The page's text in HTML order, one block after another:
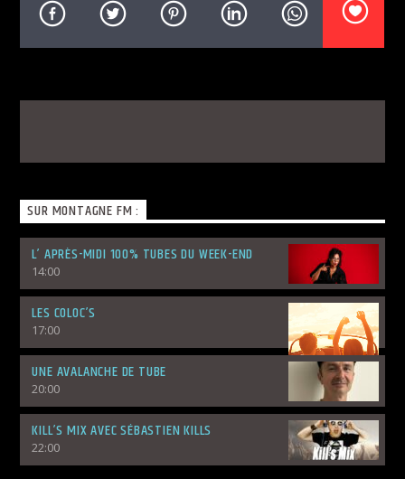
Montagne FM
SUR MONTAGNE FM :
L’ APRÈS-MIDI 100% TUBES DU WEEK-END
14:00
LES COLOC’S
17:00
UNE AVALANCHE DE TUBE
20:00
KILL’S MIX AVEC SÉBASTIEN KILLS
22:00